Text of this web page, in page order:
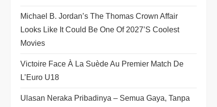
Michael B. Jordan’s The Thomas Crown Affair
Looks Like It Could Be One Of 2027’s Coolest
Movies
Victoire Face À La Suède Au Premier Match De
L’Euro U18
Ulasan Neraka Pribadinya – Semua Gaya, Tanpa